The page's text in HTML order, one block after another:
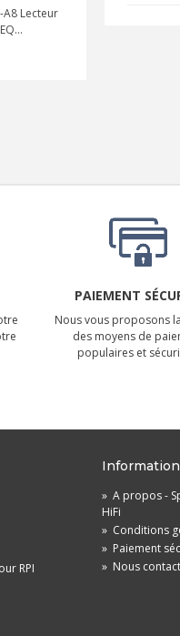
A8 Lecteur
PAIEMENT
Nous vous proposons
des moyens de
populaires et
RPI
» A propos -
HiFi
» Conditions
» Paiement
» Nous